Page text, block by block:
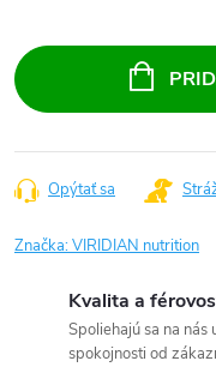
cena:
Opýtať sa
Značka:VIRIDIAN nutrition
Kvalita a
Spoliehajú sa na
spokojnosti od